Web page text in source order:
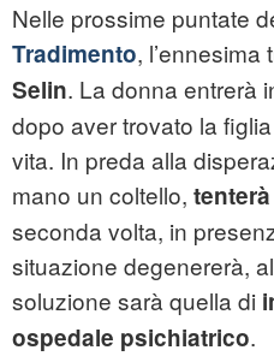
Nelle prossime puntate
Tradimento,
Selin. La donna entrerà
dopo aver trovato la
vita. In preda alla
mano un coltello, tenterà
seconda volta, in
situazione degenererà,
soluzione sarà quella di
ospedale psichiatrico.